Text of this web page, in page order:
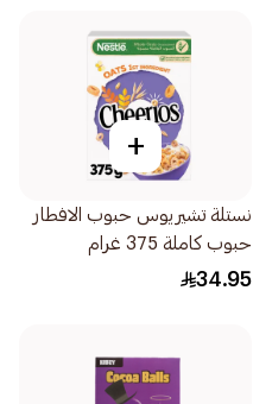
+
نستلة تشيريوس حبوب الافطار
حبوب كاملة 375 غرام
34.95